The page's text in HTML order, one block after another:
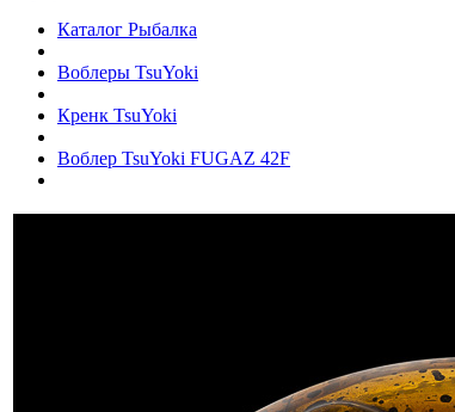
Каталог Рыбалка
Воблеры TsuYoki
Кренк TsuYoki
Воблер TsuYoki FUGAZ 42F